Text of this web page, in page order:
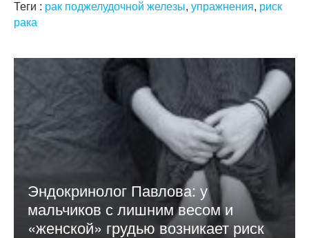
Теги : рак поджелудочной железы, упражнения, риск
рака
Эндокринолог Павлова: у
мальчиков с лишним весом и
«женской» грудью возникает риск